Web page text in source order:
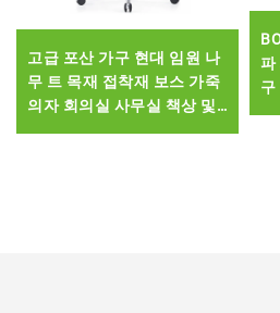
고급 포산 가구 현대 임원 나
무 트 목재 접착재 보스 가죽
의자 회의실 사무실 책상 및
파
구